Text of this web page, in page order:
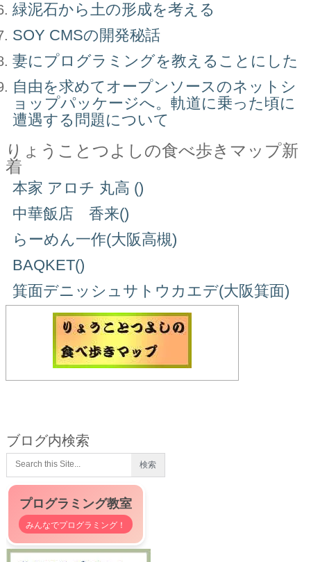
緑泥石から土の形成を考える
SOY CMSの開発秘話
妻にプログラミングを教えることにした
自由を求めてオープンソースのネットシ
ョップパッケージへ。軌道に乗った頃に
遭遇する問題について
りょうことつよしの食べ歩きマップ新
着
本家 アロチ 丸高 ()
中華飯店 香来()
らーめん一作(大阪高槻)
BAQKET()
箕面デニッシュサトウカエデ(大阪箕面)
ブログ内検索
プログラミング教室
みんなでプログラミング！